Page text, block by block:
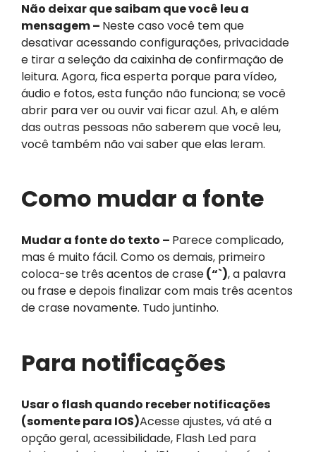
Não deixar que saibam que você leu a
mensagem – Neste caso você tem que
desativar acessando configurações, privacidade
e tirar a seleção da caixinha de confirmação de
leitura. Agora, fica esperta porque para vídeo,
áudio e fotos, esta função não funciona; se você
abrir para ver ou ouvir vai ficar azul. Ah, e além
das outras pessoas não saberem que você leu,
você também não vai saber que elas leram.
Como mudar a fonte
Mudar a fonte do texto – Parece complicado,
mas é muito fácil. Como os demais, primeiro
coloca-se três acentos de crase(“`), a palavra
ou frase e depois finalizar com mais três acentos
de crase novamente. Tudo juntinho.
Para notificações
Usar o flash quando receber notificações
(somente para IOS)Acesse ajustes, vá até a
opção geral, acessibilidade, Flash Led para